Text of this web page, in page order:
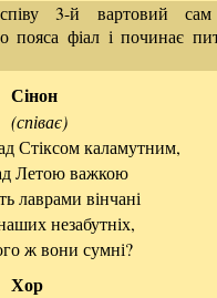
3-й вартовий сам
пояса фіал і починає
Сінон
(співає)
Стіксом каламутним,
Летою важкою
лаврами вінчані
незабутніх,
ж вони сумні?
Хор